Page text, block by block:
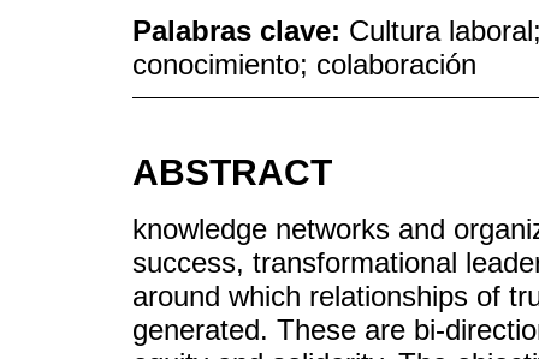
Palabras clave: Cultura
conocimiento; colaboración
ABSTRACT
knowledge networks and
success, transformational
around which relationships of
generated. These are bi-